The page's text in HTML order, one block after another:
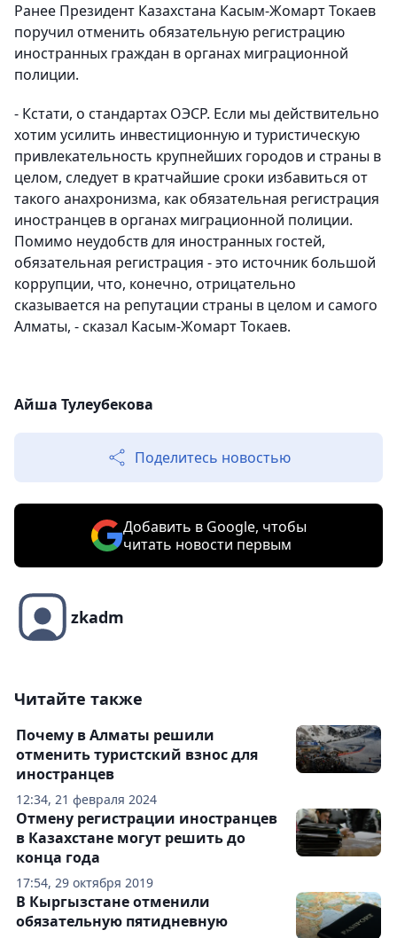
Ранее Президент Казахстана Касым-Жомарт Токаев
поручил отменить обязательную регистрацию
иностранных граждан в органах миграционной
полиции.
- Кстати, о стандартах ОЭСР. Если мы действительно
хотим усилить инвестиционную и туристическую
привлекательность крупнейших городов и страны в
целом, следует в кратчайшие сроки избавиться от
такого анахронизма, как обязательная регистрация
иностранцев в органах миграционной полиции.
Помимо неудобств для иностранных гостей,
обязательная регистрация - это источник большой
коррупции, что, конечно, отрицательно
сказывается на репутации страны в целом и самого
Алматы, - сказал Касым-Жомарт Токаев.
Айша Тулеубекова
Поделитесь новостью
Добавить в Google, чтобы
читать новости первым
zkadm
Читайте также
12:34, 21 февраля 2024
Почему в Алматы решили
отменить туристский взнос для
иностранцев
17:54, 29 октября 2019
Отмену регистрации иностранцев
в Казахстане могут решить до
конца года
В Кыргызстане отменили
обязательную пятидневную